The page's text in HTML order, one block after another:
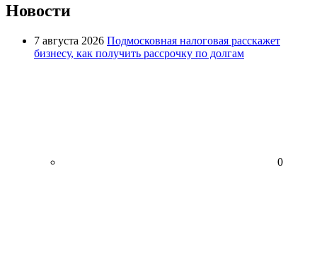
Новости
7 августа 2026 Подмосковная налоговая расскажет
бизнесу, как получить рассрочку по долгам
0